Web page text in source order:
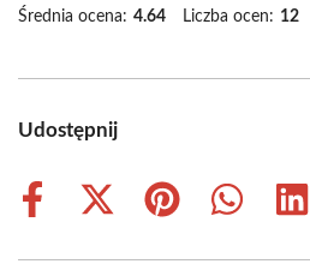
Średnia ocena: 4.64 Liczba ocen: 12
Udostępnij
Share
Share
(Twitter)
Share
Share